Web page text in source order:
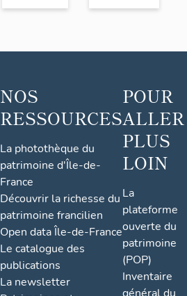
NOS
RESSOURCES
La photothèque du
patrimoine d'Île-de-
France
Découvrir la richesse du
patrimoine francilien
Open data Île-de-France
Le catalogue des
publications
La newsletter
POUR
ALLER
PLUS
LOIN
La
plateforme
ouverte du
patrimoine
(POP)
Inventaire